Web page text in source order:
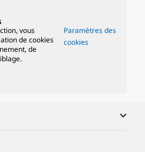
vous
de cookies
de
Paramètres des
cookies